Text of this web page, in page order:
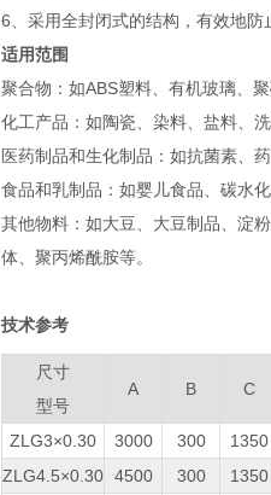
6、采用全封闭式的结构，有效地防
适用范围
聚合物‌：如ABS塑料、有机玻璃、
化工产品‌：如陶瓷、染料、盐料、
医药制品和生化制品‌：如抗菌素、
食品和乳制品‌：如婴儿食品、碳水
其他物料‌：如大豆、大豆制品、淀
体、聚丙烯酰胺等‌。
技术参考
尺寸
型号
A B C
ZLG3×0.30 3000 300 1350
ZLG4.5×0.30 4500 300 1350